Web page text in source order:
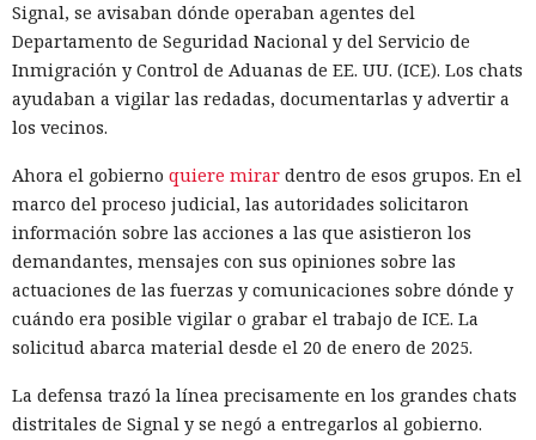
aunque después empezó a rechazar algunas solicitudes.
Para entonces el operador ya controlaba casi 2000
televisores Android, que potencialmente podían usarse en
ataques DDoS.
construyó un agente autónomo sobre OpenClaw. Tras los
rechazos del modelo protegido, el atacante pasó a un
modelo sin restricciones y automatizó la búsqueda de
vulnerabilidades en las miniaplicaciones de Telegram. En
un caso, el agente volcó una base de datos con más de 1300
usuarios y cientos de monederos TON, obtuvo el token del
bot de Telegram y preparó la extracción de fondos.
Otro operador convirtió materiales públicos sobre
React2Shell en un proceso para detectar sistemas
Signal, se avisaban dónde operaban agentes del
Departamento de Seguridad Nacional y del Servicio de
Inmigración y Control de Aduanas de EE. UU. (ICE). Los chats
ayudaban a vigilar las redadas, documentarlas y advertir a
los vecinos.
Ahora el gobierno quiere mirar dentro de esos grupos. En el
marco del proceso judicial, las autoridades solicitaron
información sobre las acciones a las que asistieron los
demandantes, mensajes con sus opiniones sobre las
actuaciones de las fuerzas y comunicaciones sobre dónde y
cuándo era posible vigilar o grabar el trabajo de ICE. La
solicitud abarca material desde el 20 de enero de 2025.
La defensa trazó la línea precisamente en los grandes chats
distritales de Signal y se negó a entregarlos al gobierno.